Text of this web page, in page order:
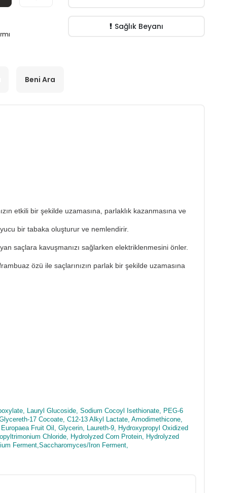
Sağlık Beyanı
Beni Ara
etkili bir şekilde uzamasına, parlaklık kazanmasına ve
bir tabaka oluşturur ve nemlendirir.
saçlara kavuşmanızı sağlarken elektriklenmesini önler.
özü ile saçlarınızın parlak bir şekilde uzamasına
Lauryl Glucoside, Sodium Cocoyl Isethionate, PEG-6
17 Cocoate, C12-13 Alkyl Lactate, Amodimethicone,
Fruit Oil, Glycerin, Laureth-9, Hydroxypropyl Oxidized
Chloride, Hydrolyzed Corn Protein, Hydrolyzed
Ferment,Saccharomyces/Iron Ferment,